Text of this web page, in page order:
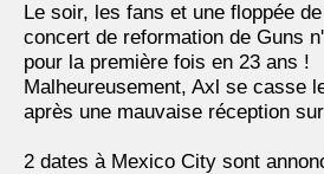
Le soir, les fans et une floppée
concert de reformation de Guns
pour la première fois en 23 ans !
Malheureusement, Axl se casse
après une mauvaise réception
2 dates à Mexico City sont